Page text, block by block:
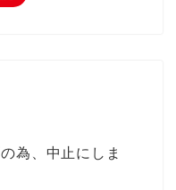
為、中止にしま